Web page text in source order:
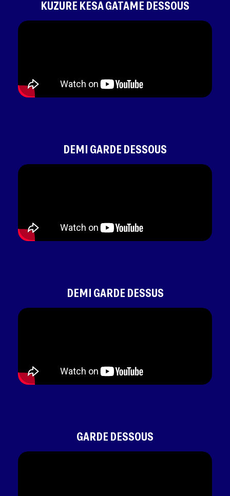
KUZURE KESA GATAME DESSOUS
DEMI GARDE DESSOUS
DEMI GARDE DESSUS
GARDE DESSOUS